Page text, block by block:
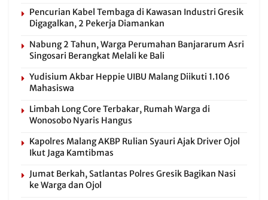
Pencurian Kabel Tembaga di Kawasan Industri Gresik
Digagalkan, 2 Pekerja Diamankan
Nabung 2 Tahun, Warga Perumahan Banjararum Asri
Singosari Berangkat Melali ke Bali
Yudisium Akbar Heppie UIBU Malang Diikuti 1.106
Mahasiswa
Limbah Long Core Terbakar, Rumah Warga di
Wonosobo Nyaris Hangus
Kapolres Malang AKBP Rulian Syauri Ajak Driver Ojol
Ikut Jaga Kamtibmas
Jumat Berkah, Satlantas Polres Gresik Bagikan Nasi
ke Warga dan Ojol